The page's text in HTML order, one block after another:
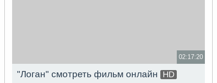
02:17:20
"Логан" смотреть фильм онлайн HD